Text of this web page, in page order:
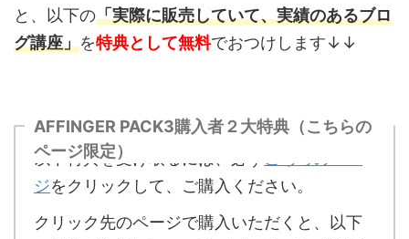
と、
以下の「実際に販売していて、実績のあるブロ
グ講座」を特典として無料でおつけします↓↓
AFFINGER PACK3購入者２大特典（こちらの
ページ限定）
以下特典を受け取るには、必ず こちらのペー
ジをクリックして、ご購入ください。
クリック先のページで購入いただくと、以下